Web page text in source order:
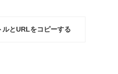
ルとURLをコピーする